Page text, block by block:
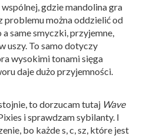
gdzie mandolina gra
problemu można oddzielić od
same smyczki, przyjemne,
uszy. To samo dotyczy
wysokimi tonami sięga
daje dużo przyjemności.
to dorzucam tutaj Wave
i sprawdzam sybilanty. I
bo każde s, c, sz, które jest